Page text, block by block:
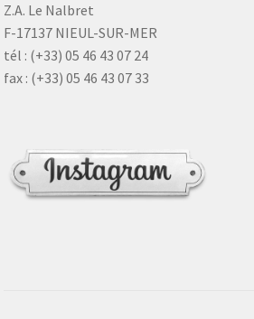
Z.A. Le Nalbret
F-17137 NIEUL-SUR-MER
tél : (+33) 05 46 43 07 24
fax : (+33) 05 46 43 07 33